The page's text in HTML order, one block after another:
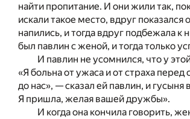
найти пропитание. И они жили так,
искали такое место, вдруг
напились, и тогда вдруг подбежала
был павлин с женой, и тогда только
И павлин не усомнился, что у
«Я больна от ужаса и от страха
до нас», — сказал ей павлин, и
Я пришла, желая вашей дружбы».
И когда она кончила говорить,